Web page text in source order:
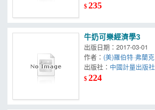
$235
牛奶可樂經濟學3
出版日期：2017-03-01
作者： (美)羅伯特·弗蘭克
出版社： 中國計量出版社
$224